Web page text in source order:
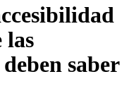
las
saber